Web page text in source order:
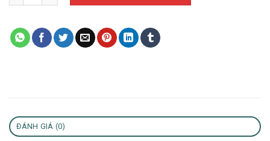
ĐÁNH GIÁ (0)